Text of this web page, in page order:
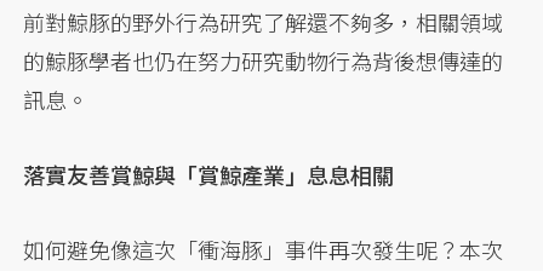
前對鯨豚的野外行為研究了解還不夠多，相關領域
的鯨豚學者也仍在努力研究動物行為背後想傳達的
訊息。
落實友善賞鯨與「賞鯨產業」息息相關
如何避免像這次「衝海豚」事件再次發生呢？本次